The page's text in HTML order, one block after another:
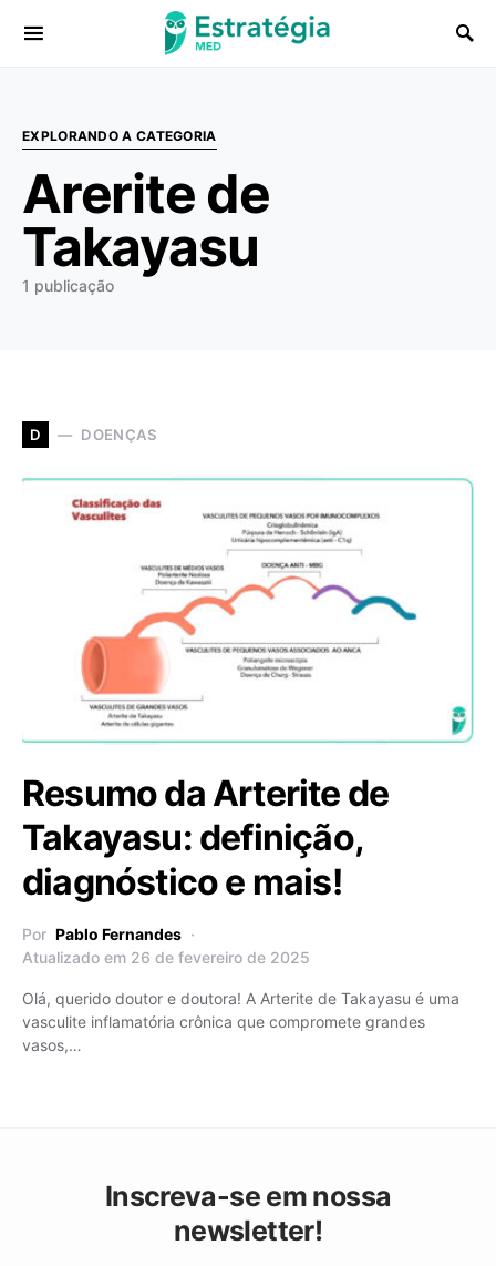
Procurar:
EXPLORANDO A CATEGORIA
Arerite de
Takayasu
1 publicação
D DOENÇAS
Resumo da Arterite de
Takayasu: definição,
diagnóstico e mais!
Por Pablo Fernandes
Atualizado em 26 de fevereiro de 2025
Olá, querido doutor e doutora! A Arterite de Takayasu é uma
vasculite inflamatória crônica que compromete grandes
vasos,…
Inscreva-se em nossa
newsletter!